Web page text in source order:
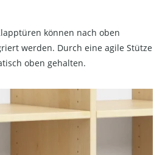
können nach oben
werden. Durch eine agile Stütze
oben gehalten.